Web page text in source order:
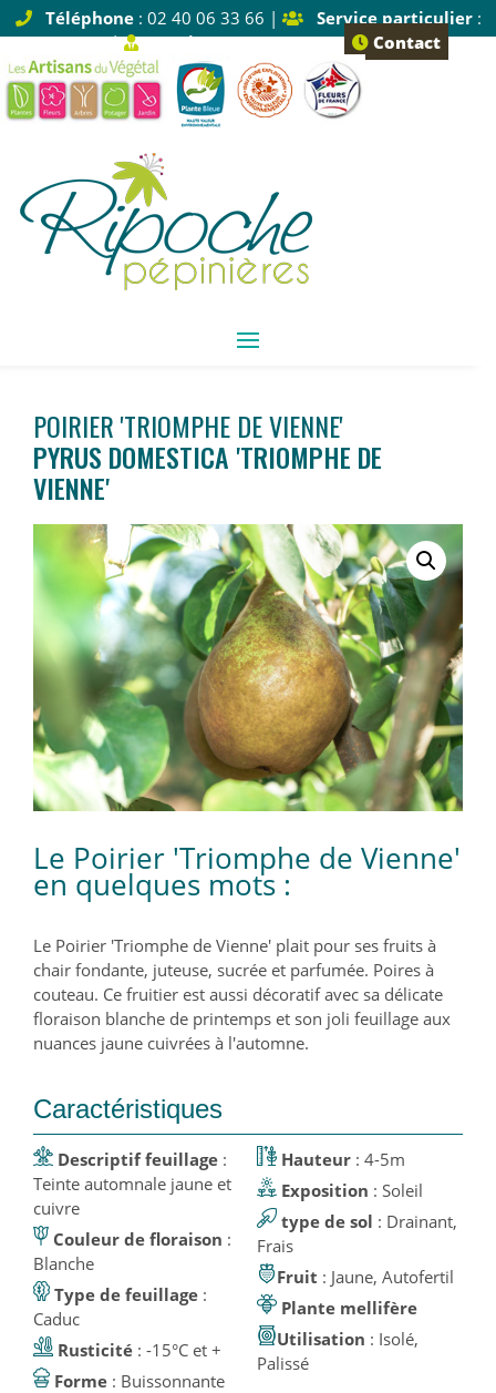
Téléphone: 02 40 06 33 66 | Service particulier:
Tapez 1 |
Service pro: Tapez 2 Contact
POIRIER 'TRIOMPHE DE VIENNE'
PYRUS DOMESTICA 'TRIOMPHE DE
VIENNE'
Le Poirier 'Triomphe de Vienne'
en quelques mots :
Le Poirier 'Triomphe de Vienne' plait pour ses fruits à
chair fondante, juteuse, sucrée et parfumée. Poires à
couteau. Ce fruitier est aussi décoratif avec sa délicate
floraison blanche de printemps et son joli feuillage aux
nuances jaune cuivrées à l'automne.
Caractéristiques
Descriptif feuillage :
Teinte automnale jaune et
cuivre
Couleur de floraison :
Blanche
Type de feuillage :
Caduc
Rusticité : -15°C et +
Forme
: Buissonnante
Hauteur: 4-5m
Exposition
: Soleil
type de sol : Drainant,
Frais
Fruit
: Jaune, Autofertil
Plante mellifère
Utilisation : Isolé,
Palissé